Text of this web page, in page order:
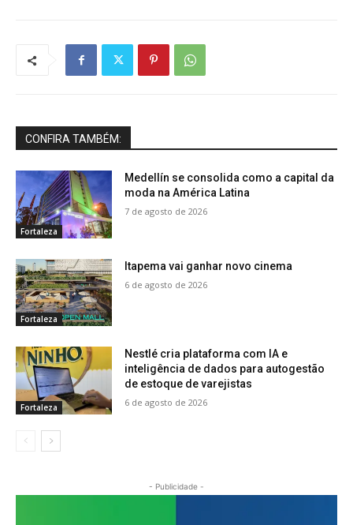
CONFIRA TAMBÉM:
Fortaleza
Medellín se consolida como a capital da
moda na América Latina
7 de agosto de 2026
Fortaleza
Itapema vai ganhar novo cinema
6 de agosto de 2026
Fortaleza
Nestlé cria plataforma com IA e
inteligência de dados para autogestão
de estoque de varejistas
6 de agosto de 2026
- Publicidade -